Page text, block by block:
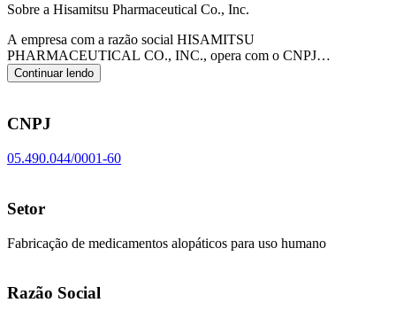
Sobre a Hisamitsu Pharmaceutical Co., Inc.
A empresa com a razão social HISAMITSU
PHARMACEUTICAL CO., INC., opera com o CNPJ
05.490.044/0001-60 e tem sua sede localizada em Exterior/EX.
foco principal de atuação é de fabricação de medicamentos
2121-1/01.
Continuar lendo
CNPJ
05.490.044/0001-60
Setor
Fabricação de medicamentos alopáticos para uso humano
Razão Social